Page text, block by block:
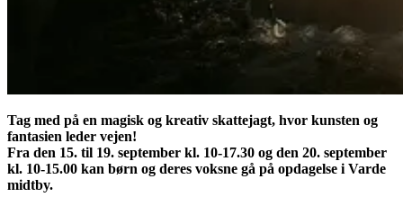
Tag med på en magisk og kreativ skattejagt, hvor kunsten og
fantasien leder vejen!
Fra den 15. til 19. september kl. 10-17.30 og den 20. september
kl. 10-15.00 kan børn og deres voksne gå på opdagelse i Varde
midtby.